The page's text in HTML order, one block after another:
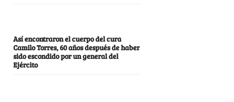
Así encontraron el cuerpo del cura
Camilo Torres, 60 años después de haber
sido escondido por un general del
Ejército